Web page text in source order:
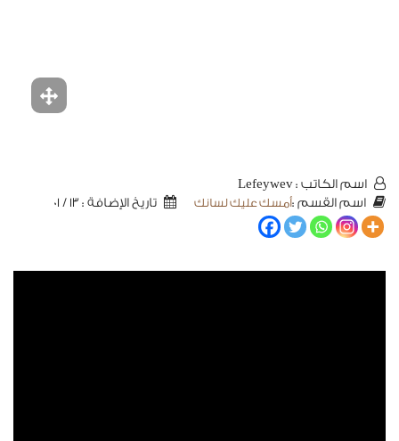
اسم الكاتب : Lefeywev
اسم القسم :أمسك عليك لسانك تاريخ الإضافة : 13 / 01